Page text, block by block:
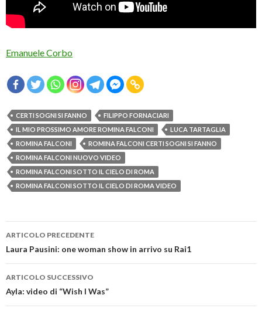
Emanuele Corbo
CERTI SOGNI SI FANNO
FILIPPO FORNACIARI
IL MIO PROSSIMO AMORE ROMINA FALCONI
LUCA TARTAGLIA
ROMINA FALCONI
ROMINA FALCONI CERTI SOGNI SI FANNO
ROMINA FALCONI NUOVO VIDEO
ROMINA FALCONI SOTTO IL CIELO DI ROMA
ROMINA FALCONI SOTTO IL CIELO DI ROMA VIDEO
Navigazione
articolo
ARTICOLO PRECEDENTE
Laura Pausini: one woman show in arrivo su Rai1
ARTICOLO SUCCESSIVO
Ayla: video di “Wish I Was”